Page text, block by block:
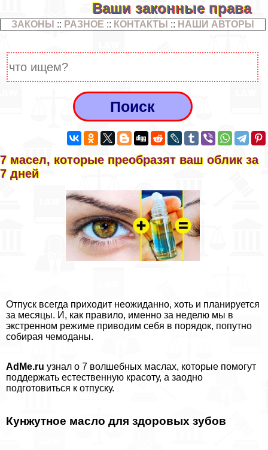
Ваши законные права
ЗАКОНЫ :: РАЗНОЕ :: КОНТАКТЫ :: НАШИ АВТОРЫ
7 масел, которые преобразят ваш облик за
7 дней
Отпуск всегда приходит неожиданно, хоть и планируется
за месяцы. И, как правило, именно за неделю мы в
экстренном режиме приводим себя в порядок, попутно
собирая чемоданы.
AdMe.ru узнал о 7 волшебных маслах, которые помогут
поддержать естественную красоту, а заодно
подготовиться к отпуску.
Кунжутное масло для здоровых зубов